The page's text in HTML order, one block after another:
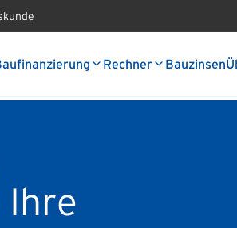
Rechner Bauzinsen
Ihre